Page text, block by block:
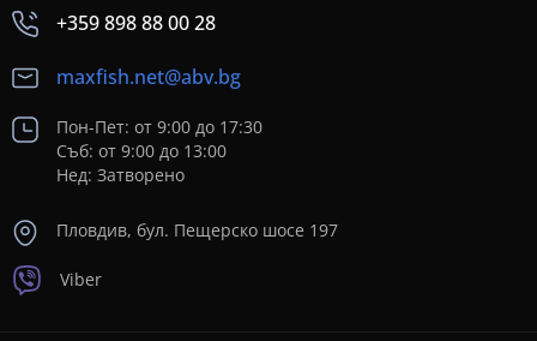
+359 898 88 00 28
maxfish.net@abv.bg
Пон-Пет: от 9:00 до 17:30
Съб: от 9:00 до 13:00
Нед: Затворено
Пловдив, бул. Пещерско шосе 197
Viber